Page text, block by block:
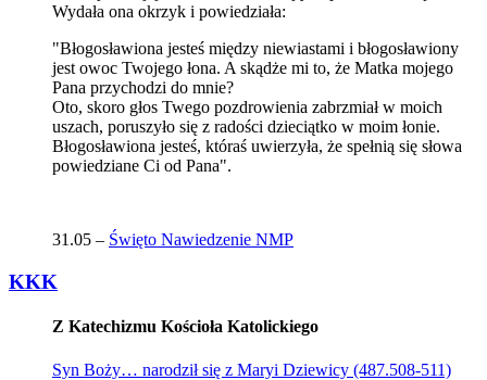
Wydała ona okrzyk i powiedziała:
"Błogosławiona jesteś między niewiastami i błogosławiony
jest owoc Twojego łona. A skądże mi to, że Matka mojego
Pana przychodzi do mnie?
Oto, skoro głos Twego pozdrowienia zabrzmiał w moich
uszach, poruszyło się z radości dzieciątko w moim łonie.
Błogosławiona jesteś, któraś uwierzyła, że spełnią się słowa
powiedziane Ci od Pana".
31.05 – Święto Nawiedzenie NMP
KKK
Z Katechizmu Kościoła Katolickiego
Syn Boży… narodził się z Maryi Dziewicy (487.508-511)